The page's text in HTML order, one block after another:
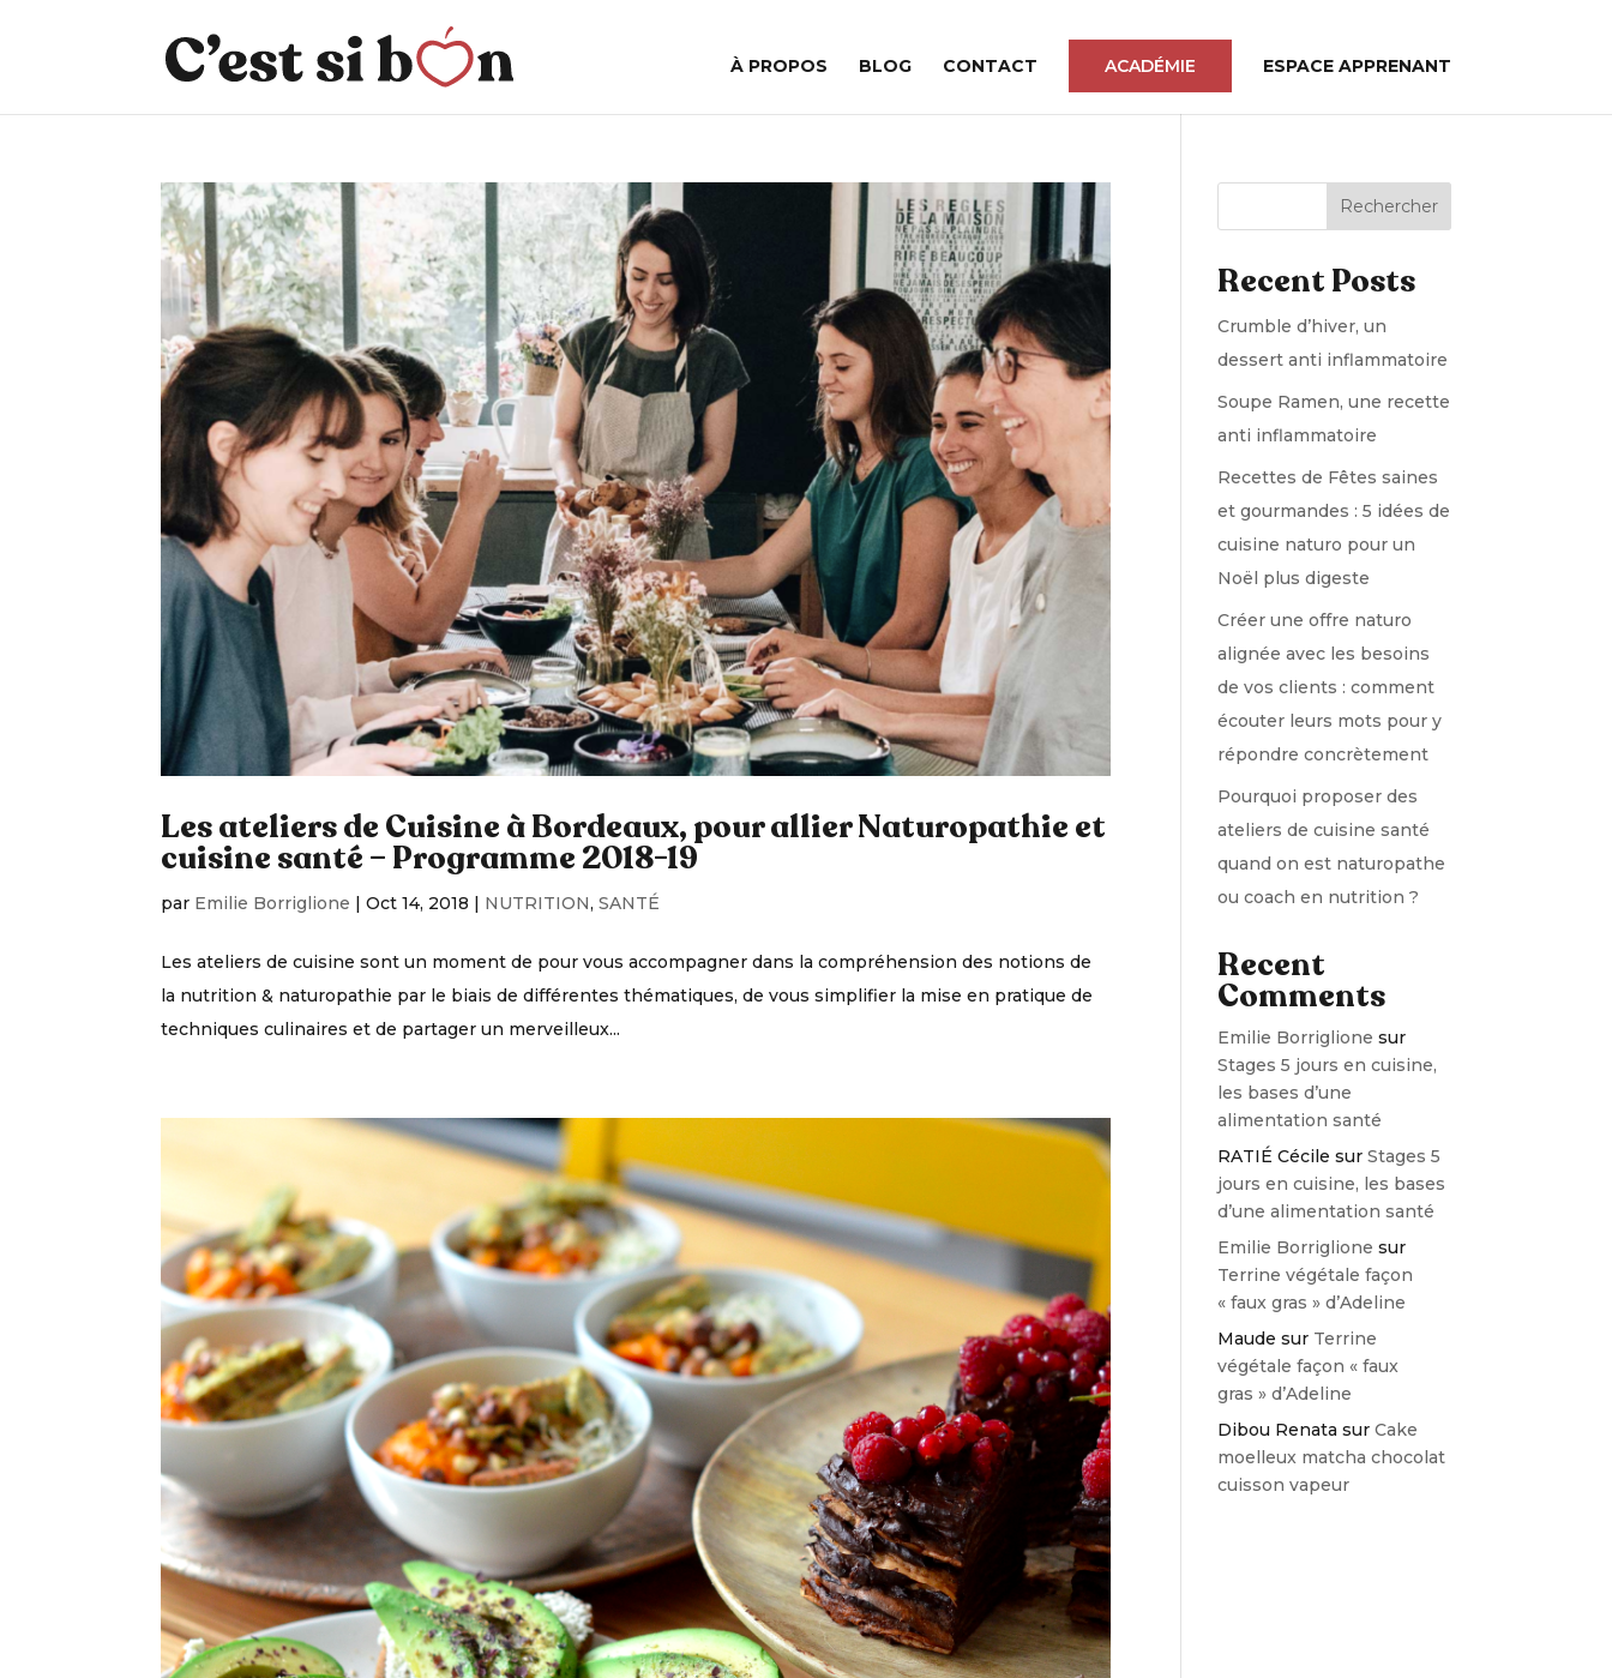
À PROPOS BLOG CONTACT ACADÉMIE ESPACE APPRENANT
Les ateliers de Cuisine à Bordeaux, pour allier Naturopathie et
cuisine santé – Programme 2018-19
par Emilie Borriglione |Oct 14, 2018 | NUTRITION,SANTÉ
Les ateliers de cuisine sont un moment de pour vous accompagner dans la compréhension des notions de
la nutrition & naturopathie par le biais de différentes thématiques, de vous simplifier la mise en pratique de
techniques culinaires et de partager un merveilleux...
Rechercher
Recent Posts
Crumble d’hiver, un
dessert anti inflammatoire
Soupe Ramen, une recette
anti inflammatoire
Recettes de Fêtes saines
et gourmandes : 5 idées de
cuisine naturo pour un
Noël plus digeste
Créer une offre naturo
alignée avec les besoins
de vos clients : comment
écouter leurs mots pour y
répondre concrètement
Pourquoi proposer des
ateliers de cuisine santé
quand on est naturopathe
ou coach en nutrition ?
Recent
Comments
Emilie Borriglione sur
Stages 5 jours en cuisine,
les bases d’une
alimentation santé
RATIÉ Cécile surStages 5
jours en cuisine, les bases
d’une alimentation santé
Emilie Borriglione sur
Terrine végétale façon
« faux gras » d’Adeline
Maude sur Terrine
végétale façon « faux
gras » d’Adeline
Dibou Renata surCake
moelleux matcha chocolat
cuisson vapeur